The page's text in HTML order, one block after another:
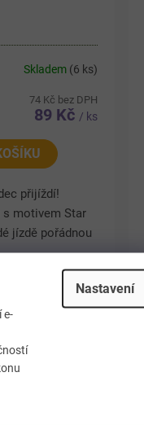
e-
Nastavení
Skladem (6 ks)
74 Kč bez DPH
89 Kč / ks
přijíždí!
motivem Star
jízdě pořádnou
Výrazný
a pomůže